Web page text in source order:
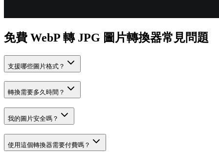
免費 WebP 轉 JPG 圖片轉換器常見問題
支援哪些圖片格式？
轉換需要多久時間？
我的圖片安全嗎？
使用這個轉換器需要付費嗎？